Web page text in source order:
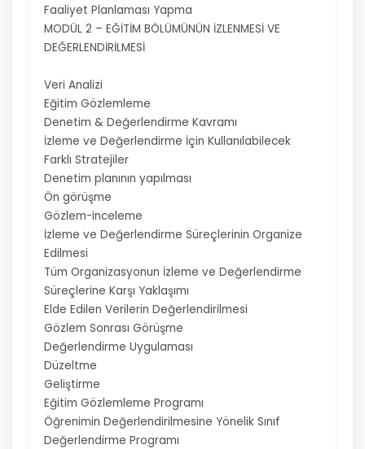
Faaliyet Planlaması Yapma
MODÜL 2 – EĞİTİM BÖLÜMÜNÜN İZLENMESİ VE
DEĞERLENDİRİLMESİ
Veri Analizi
Eğitim Gözlemleme
Denetim & Değerlendirme Kavramı
İzleme ve Değerlendirme İçin Kullanılabilecek
Farklı Stratejiler
Denetim planının yapılması
Ön görüşme
Gözlem-inceleme
İzleme ve Değerlendirme Süreçlerinin Organize
Edilmesi
Tüm Organizasyonun İzleme ve Değerlendirme
Süreçlerine Karşı Yaklaşımı
Elde Edilen Verilerin Değerlendirilmesi
Gözlem Sonrası Görüşme
Değerlendirme Uygulaması
Düzeltme
Geliştirme
Eğitim Gözlemleme Programı
Öğrenimin Değerlendirilmesine Yönelik Sınıf
Değerlendirme Programı